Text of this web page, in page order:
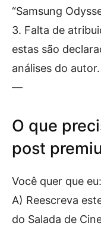
“Samsung
3. Falta de
estas são
análises do autor.
—
O que
post
Você quer que eu:
A) Reescreva
do Salada de